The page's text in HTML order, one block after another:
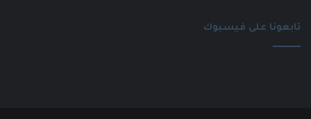
تابعونا على فيسبوك